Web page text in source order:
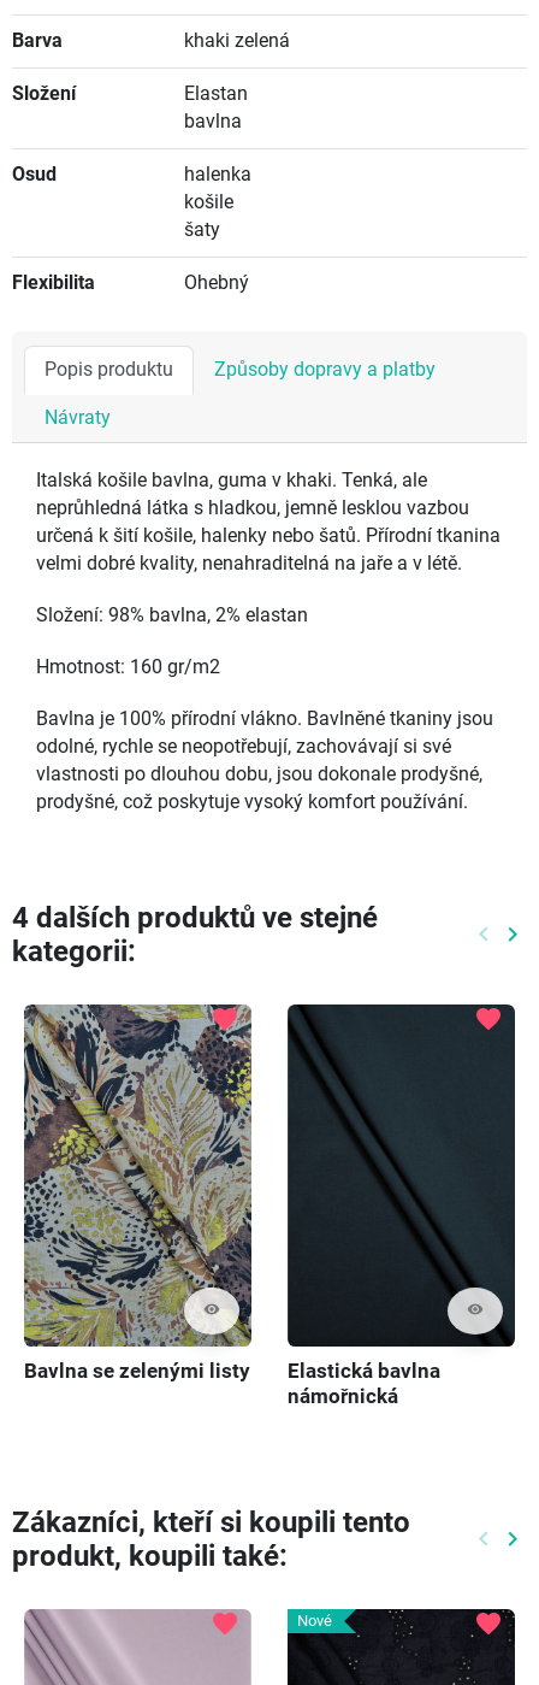
Barva khaki zelená
Složení
Elastan
bavlna
Osud
halenka
košile
šaty
Flexibilita Ohebný
Popis produktu Způsoby dopravy a platby
Návraty
Italská košile bavlna, guma v khaki. Tenká, ale
neprůhledná látka s hladkou, jemně lesklou vazbou
určená k šití košile, halenky nebo šatů. Přírodní tkanina
velmi dobré kvality, nenahraditelná na jaře a v létě.
Složení: 98% bavlna, 2% elastan
Hmotnost: 160 gr/m2
Bavlna je 100% přírodní vlákno. Bavlněné tkaniny jsou
odolné, rychle se neopotřebují, zachovávají si své
vlastnosti po dlouhou dobu, jsou dokonale prodyšné,
prodyšné, což poskytuje vysoký komfort používání.
4 dalších produktů ve stejné
kategorii:
keyboard_arrow_left keyboard_arrow_right
visibility
favorite
Bavlna se zelenými listy
visibility
favorite
Elastická bavlna
námořnická
Zákazníci, kteří si koupili tento
produkt, koupili také:
keyboard_arrow_left keyboard_arrow_right
favorite Nové favorite